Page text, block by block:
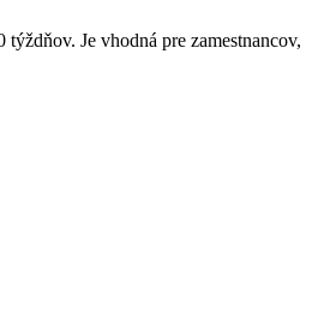
Je vhodná pre zamestnancov,